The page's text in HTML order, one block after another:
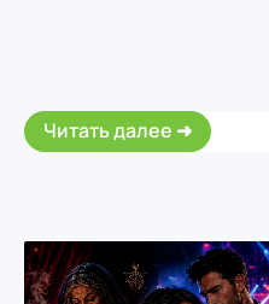
Читать далее